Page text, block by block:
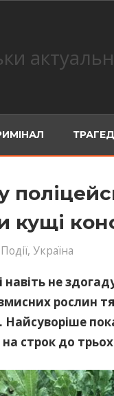
кущі
Події,Україна
навіть не
рослин
Найсуворіше
строк до трьох